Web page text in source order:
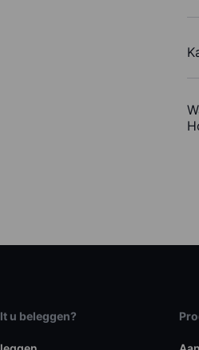
u beleggen?